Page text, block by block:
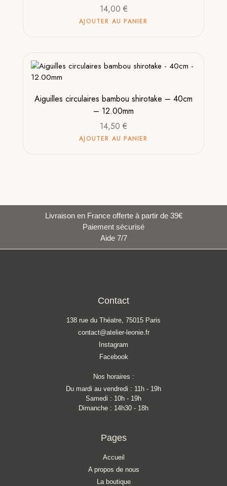
14,00 €
AJOUTER AU PANIER
Aiguilles circulaires bambou shirotake – 40cm
– 12.00mm
14,50 €
AJOUTER AU PANIER
Livraison en France offerte à partir de 39€
Paiement sécurisé
Aide 7/7
Contact
138 rue du Théatre, 75015 Paris
contact@atelier-leonie.fr
Instagram
Facebook
Nos horaires :
Du mardi au vendredi : 11h - 19h
Samedi : 10h - 19h
Dimanche : 14h30 - 18h
Pages
Accueil
A propos de nous
La boutique